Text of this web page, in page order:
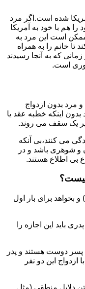
شده است.اگر مرد
را هم با خود به آمریکا
است این مرد به
تا خانم را به همراه
که به آنجا رسیدند
است.
مرد بدون ازدواج
اینکه خطبه عقد یا
یک سقف می روند.
می کنند،بی آنکه
و شوهری باشد و در
بی اطلاع هستند.
چیست؟
و بخواهد برای بار اول
باید این اجازه را
پسر دوست هستند و پدر
ازدواج این دو نفر
دلایل منطقی (مثل